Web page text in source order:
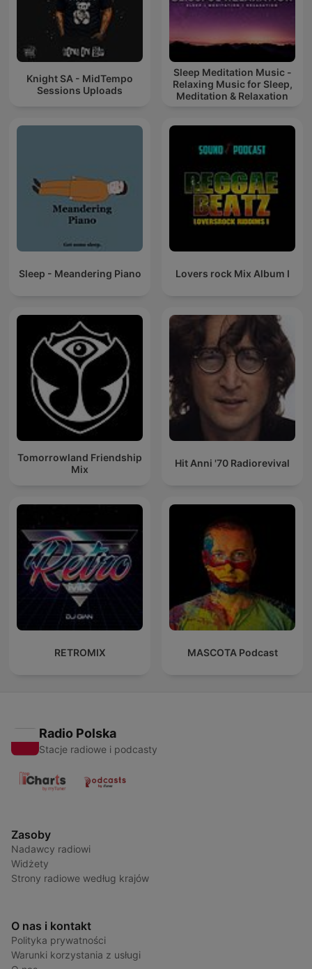
Knight SA - MidTempo
Sessions Uploads
Sleep Meditation Music -
Relaxing Music for Sleep,
Meditation & Relaxation
Sleep - Meandering Piano Lovers rock Mix Album I
Tomorrowland Friendship
Mix
Hit Anni '70 Radiorevival
RETROMIX MASCOTA Podcast
Radio Polska
Stacje radiowe i podcasty
Zasoby
Nadawcy radiowi
Widżety
Strony radiowe według krajów
O nas i kontakt
Polityka prywatności
Warunki korzystania z usługi